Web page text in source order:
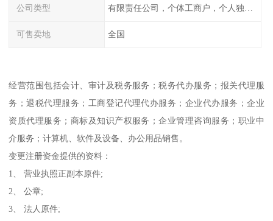
公司类型
可售卖地 全国
经营范围包括会计、审计及税务服务；税务代办服务；报关代理服
务；退税代理服务；工商登记代理代办服务；企业代办服务；企业
资质代理服务；商标及知识产权服务；企业管理咨询服务；职业中
介服务；计算机、软件及设备、办公用品销售。
变更注册资金提供的资料：
1、 营业执照正副本原件;
2、 公章;
3、 法人原件;